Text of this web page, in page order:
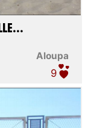
Aloupa
9